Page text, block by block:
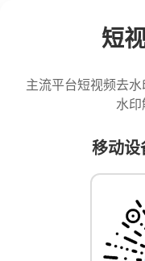
短
主流平台短视频去
水印
移动